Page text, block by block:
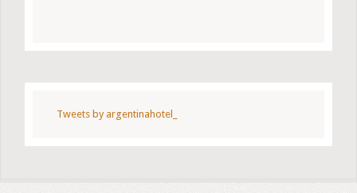
Tweets by argentinahotel_